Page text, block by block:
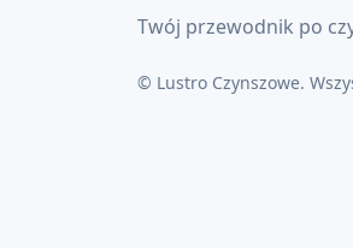
Twój przewodnik po
© Lustro Czynszowe.